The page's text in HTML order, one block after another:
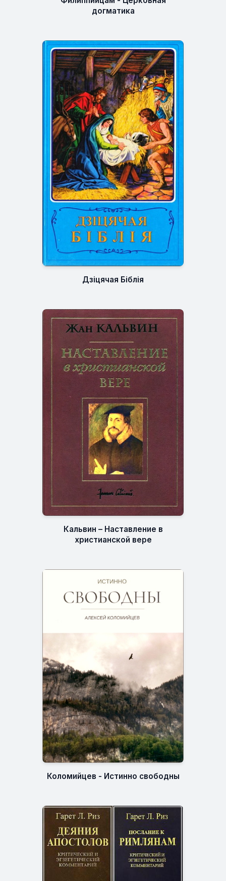
догматика
Дзіцячая Біблія
Кальвин – Наставление в
христианской вере
Коломийцев - Истинно свободны